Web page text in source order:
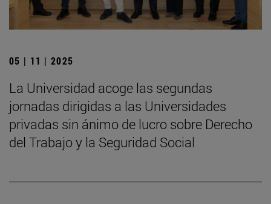
05 | 11 | 2025
La Universidad acoge las segundas
jornadas dirigidas a las Universidades
privadas sin ánimo de lucro sobre Derecho
del Trabajo y la Seguridad Social